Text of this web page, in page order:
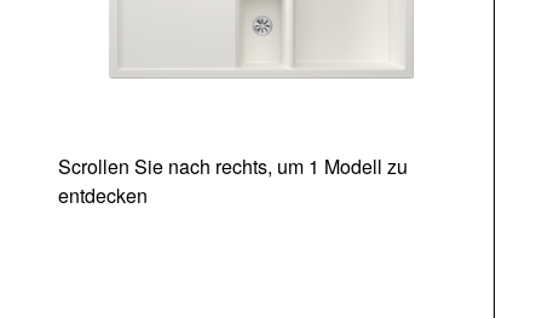
Scrollen Sie nach rechts, um 1 Modell zu
entdecken